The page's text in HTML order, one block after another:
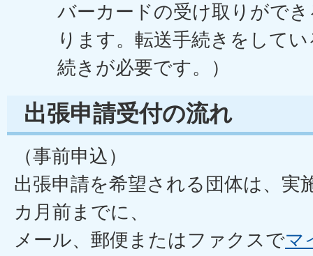
バーカードの受け取りがで
ります。転送手続きをして
続きが必要です。）
出張申請受付の流れ
（事前申込）
出張申請を希望される団体は、実
カ月前までに、
メール、郵便またはファクスでマ